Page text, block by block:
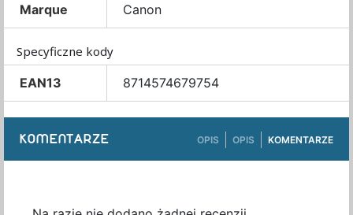
Marque Canon
Specyficzne kody
EAN13
8714574679754
KOMENTARZE OPIS OPIS KOMENTARZE